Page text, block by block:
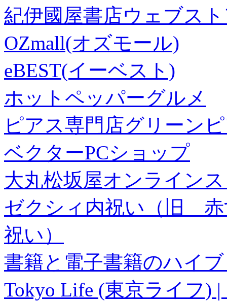
紀伊國屋書店ウェブス
OZmall(オズモール)
eBEST(イーベスト)
ホットペッパーグルメ
ピアス専門店グリーン
ベクターPCショップ
大丸松坂屋オンライン
ゼクシィ内祝い（旧 赤
祝い）
書籍と電子書籍のハイ
Tokyo Life (東京ライフ)